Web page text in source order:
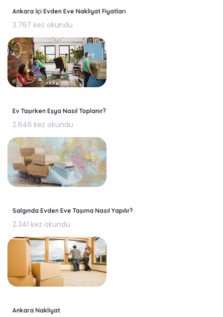
Ankara İçi Evden Eve Nakliyat Fiyatları
3.767 kez okundu
Ev Taşırken Eşya Nasıl Toplanır?
2.646 kez okundu
Salgında Evden Eve Taşıma Nasıl Yapılır?
2.341 kez okundu
Ankara Nakliyat